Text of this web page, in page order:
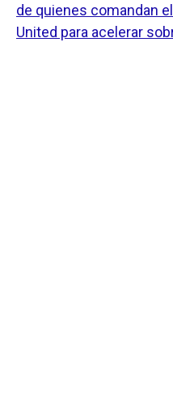
de quienes comandan
United para acelerar